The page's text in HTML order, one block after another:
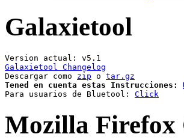
Galaxietool
Galaxietool Changelog
Descargar como zip o tar.gz
Tened en cuenta estas Instrucciones:
Para usuarios de Bluetool: Click
Mozilla Firefox